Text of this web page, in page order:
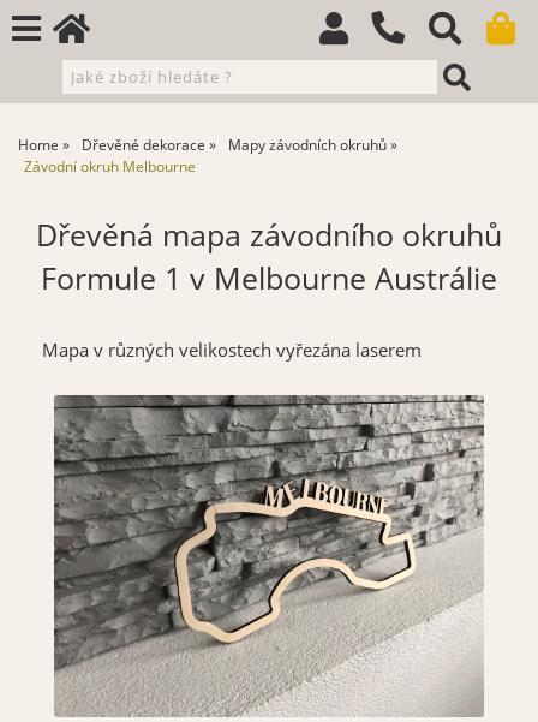
Home Dřevěné dekorace
Mapy závodních okruhů
Závodní okruh Melbourne
Dřevěná mapa závodního okruhů
Formule 1 v Melbourne Austrálie
Mapa v různých velikostech vyřezána laserem